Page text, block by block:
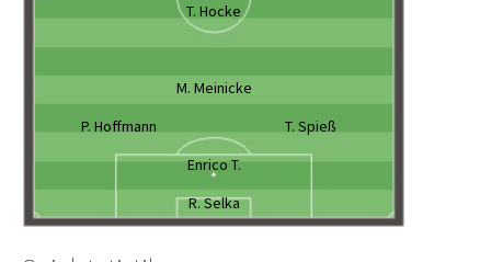
T. Hocke
M. Meinicke
P. Hoffmann
T. Spieß
Enrico T.
R. Selka